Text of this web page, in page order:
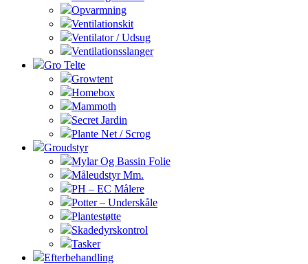
Opvarmning
Ventilationskit
Ventilator / Udsug
Ventilationsslanger
Gro Telte
Growtent
Homebox
Mammoth
Secret Jardin
Plante Net / Scrog
Groudstyr
Mylar Og Bassin Folie
Måleudstyr Mm.
PH – EC Målere
Potter – Underskåle
Plantestøtte
Skadedyrskontrol
Tasker
Efterbehandling